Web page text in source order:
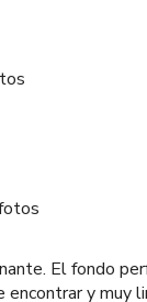
El fondo
encontrar y muy